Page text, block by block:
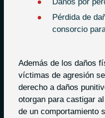
Pérdida de
consorcio
Además de los daños
víctimas de agresión
derecho a daños
otorgan para castigar
de un comportamiento